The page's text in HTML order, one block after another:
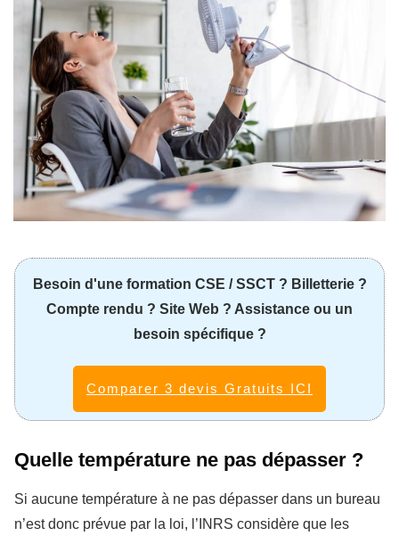
Besoin d'une formation CSE / SSCT ? Billetterie ?
Compte rendu ? Site Web ? Assistance ou un
besoin spécifique ?
Comparer 3 devis Gratuits ICI
Quelle température ne pas dépasser ?
Si aucune température à ne pas dépasser dans un bureau
n’est donc prévue par la loi, l’INRS considère que les